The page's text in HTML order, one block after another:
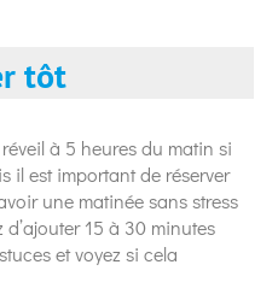
tôt
à 5 heures du matin si
il est important de réserver
une matinée sans stress
15 à 30 minutes
et voyez si cela